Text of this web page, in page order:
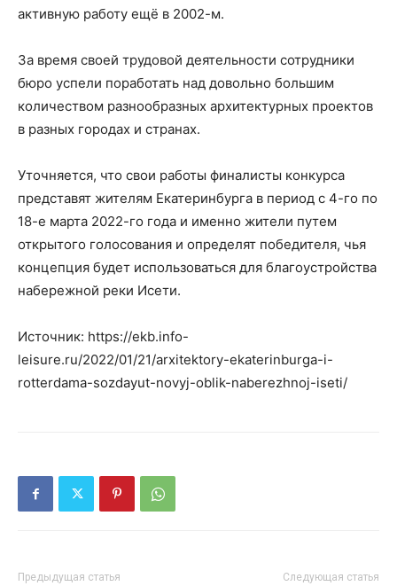
активную работу ещё в 2002-м.
За время своей трудовой деятельности сотрудники
бюро успели поработать над довольно большим
количеством разнообразных архитектурных проектов
в разных городах и странах.
Уточняется, что свои работы финалисты конкурса
представят жителям Екатеринбурга в период с 4-го по
18-е марта 2022-го года и именно жители путем
открытого голосования и определят победителя, чья
концепция будет использоваться для благоустройства
набережной реки Исети.
Источник: https://ekb.info-
leisure.ru/2022/01/21/arxitektory-ekaterinburga-i-
rotterdama-sozdayut-novyj-oblik-naberezhnoj-iseti/
Предыдущая статья Следующая статья